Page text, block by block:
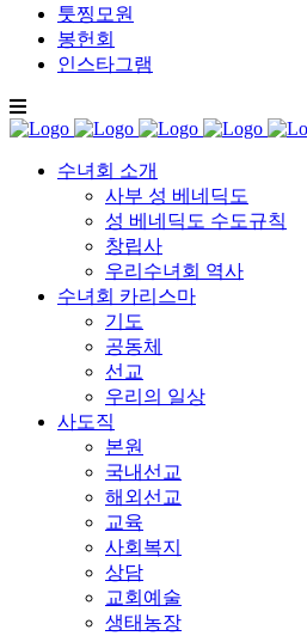
툿찡모원
봉헌회
인스타그램
수녀회 소개
사부 성 베네딕도
성 베네딕도 수도규칙
창립사
우리수녀회 역사
수녀회 카리스마
기도
공동체
선교
우리의 일상
사도직
본원
국내선교
해외선교
교육
사회복지
상담
교회예술
생태농장